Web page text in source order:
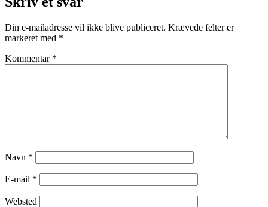
Din e-mailadresse vil ikke blive publiceret. Krævede felter er
markeret med *
Kommentar *
Navn *
E-mail *
Websted